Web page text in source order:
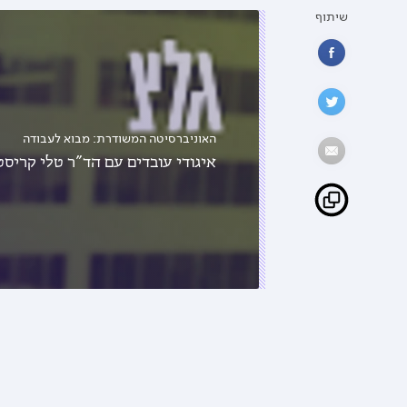
שיתוף
האוניברסיטה המשודרת: מבוא לעבודה
איגודי עובדים עם הד"ר טלי